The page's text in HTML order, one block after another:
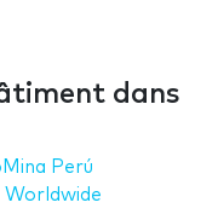
dans
Perú
Worldwide